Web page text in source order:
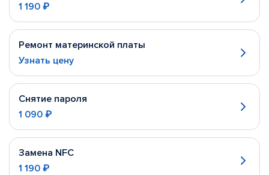
1 190 ₽
Ремонт материнской платы
Узнать цену
Снятие пароля
1 090 ₽
Замена NFC
1 190 ₽